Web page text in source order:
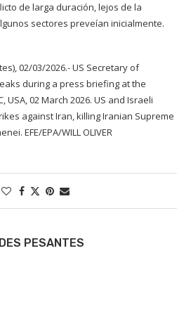
de larga duración, lejos de la
sectores preveían inicialmente.
02/03/2026.- US Secretary of
during a press briefing at the
USA, 02 March 2026. US and Israeli
against Iran, killing Iranian Supreme
EFE/EPA/WILL OLIVER
PESANTES